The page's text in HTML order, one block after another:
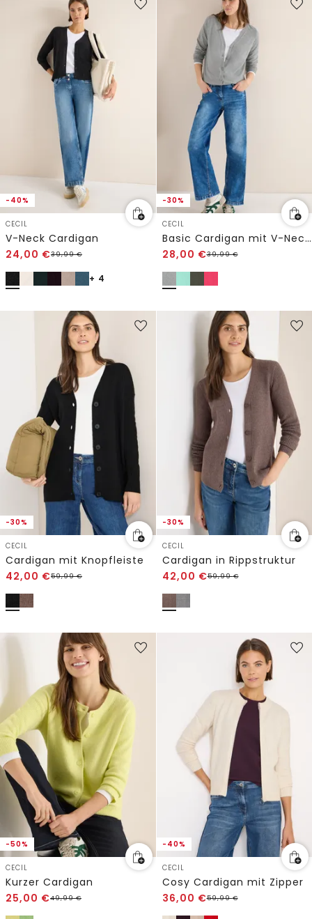
-40%
CECIL
V-Neck Cardigan
24,00 €39,99€
+ 4
-30%
CECIL
Basic Cardigan mit V-Neck und Knöpfen
28,00 €39,99€
-30%
CECIL
Cardigan mit Knopfleiste
42,00 €59,99€
-30%
CECIL
Cardigan in Rippstruktur
42,00 €59,99€
-50%
CECIL
Kurzer Cardigan
25,00 €49,99€
-40%
CECIL
Cosy Cardigan mit Zipper
36,00 €59,99€